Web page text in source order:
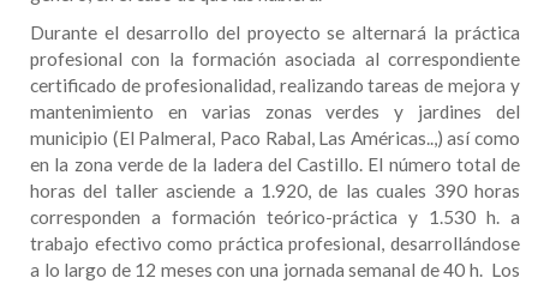
Durante el desarrollo del proyecto se alternará la práctica
profesional con la formación asociada al correspondiente
certificado de profesionalidad, realizando tareas de mejora y
mantenimiento en varias zonas verdes y jardines del
municipio (El Palmeral, Paco Rabal, Las Américas..,) así como
en la zona verde de la ladera del Castillo. El número total de
horas del taller asciende a 1.920, de las cuales 390 horas
corresponden a formación teórico-práctica y 1.530 h. a
trabajo efectivo como práctica profesional, desarrollándose
a lo largo de 12 meses con una jornada semanal de 40 h. Los